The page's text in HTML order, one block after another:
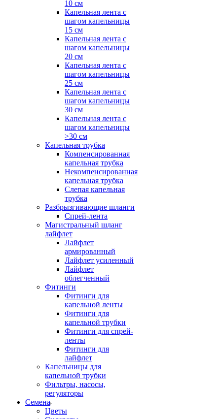
10 см
Капельная лента с
шагом капельницы
15 см
Капельная лента с
шагом капельницы
20 см
Капельная лента с
шагом капельницы
25 см
Капельная лента с
шагом капельницы
30 см
Капельная лента с
шагом капельницы
>30 см
Капельная трубка
Компенсированная
капельная трубка
Некомпенсированная
капельная трубка
Слепая капельная
трубка
Разбрызгивающие шланги
Спрей-лента
Магистральный шланг
лайфлет
Лайфлет
армированный
Лайфлет усиленный
Лайфлет
облегченный
Фитинги
Фитинги для
капельной ленты
Фитинги для
капельной трубки
Фитинги для спрей-
ленты
Фитинги для
лайфлет
Капельницы для
капельной трубки
Фильтры, насосы,
регуляторы
Семена
Цветы